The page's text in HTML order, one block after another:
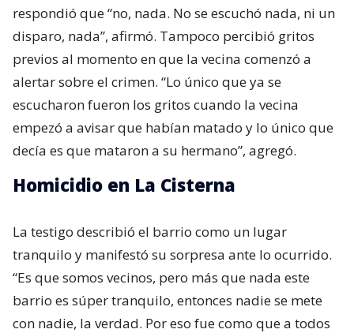
respondió que “no, nada. No se escuchó nada, ni un
disparo, nada”, afirmó. Tampoco percibió gritos
previos al momento en que la vecina comenzó a
alertar sobre el crimen. “Lo único que ya se
escucharon fueron los gritos cuando la vecina
empezó a avisar que habían matado y lo único que
decía es que mataron a su hermano”, agregó.
Homicidio en La Cisterna
La testigo describió el barrio como un lugar
tranquilo y manifestó su sorpresa ante lo ocurrido.
“Es que somos vecinos, pero más que nada este
barrio es súper tranquilo, entonces nadie se mete
con nadie, la verdad. Por eso fue como que a todos